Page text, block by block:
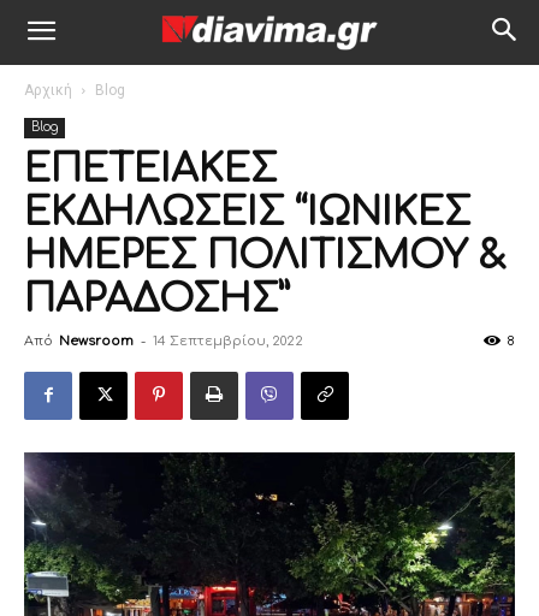
Αρχική Blog
Blog
ΕΠΕΤΕΙΑΚΕΣ
ΕΚΔΗΛΩΣΕΙΣ “ΙΩΝΙΚΕΣ
ΗΜΕΡΕΣ ΠΟΛΙΤΙΣΜΟΥ &
ΠΑΡΑΔΟΣΗΣ”
Από Newsroom - 14 Σεπτεμβρίου, 2022 8